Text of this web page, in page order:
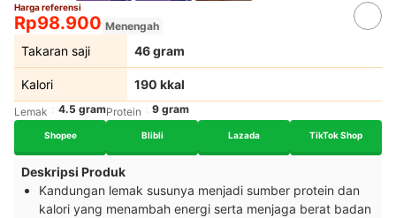
Harga referensi
Rp98.900 Menengah
Takaran saji 46 gram
Kalori 190 kkal
Lemak 4.5 gramProtein 9 gram
Shopee Blibli Lazada TikTok Shop
Deskripsi Produk
Kandungan lemak susunya menjadi sumber protein dan
kalori yang menambah energi serta menjaga berat badan